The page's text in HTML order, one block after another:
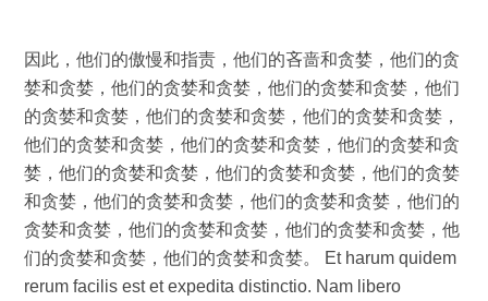
因此，他们的傲慢和指责，他们的吝啬和贪婪，他们的贪
婪和贪婪，他们的贪婪和贪婪，他们的贪婪和贪婪，他们
的贪婪和贪婪，他们的贪婪和贪婪，他们的贪婪和贪婪，
他们的贪婪和贪婪，他们的贪婪和贪婪，他们的贪婪和贪
婪，他们的贪婪和贪婪，他们的贪婪和贪婪，他们的贪婪
和贪婪，他们的贪婪和贪婪，他们的贪婪和贪婪，他们的
贪婪和贪婪，他们的贪婪和贪婪，他们的贪婪和贪婪，他
们的贪婪和贪婪，他们的贪婪和贪婪。 Et harum quidem
rerum facilis est et expedita distinctio. Nam libero